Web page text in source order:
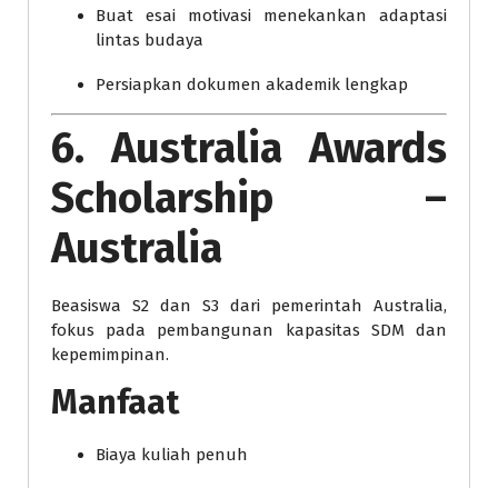
Buat esai motivasi menekankan adaptasi
lintas budaya
Persiapkan dokumen akademik lengkap
6. Australia Awards
Scholarship –
Australia
Beasiswa S2 dan S3 dari pemerintah Australia,
fokus pada pembangunan kapasitas SDM dan
kepemimpinan.
Manfaat
Biaya kuliah penuh